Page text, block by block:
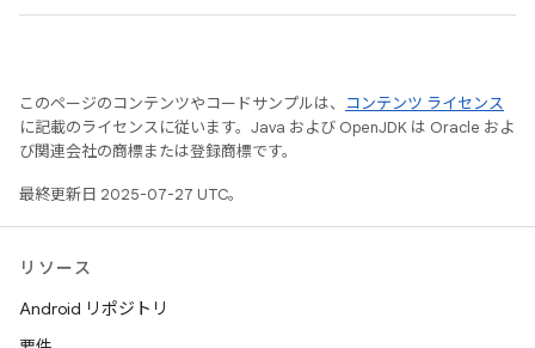
このページのコンテンツやコードサンプルは、
コンテンツ ライセンス
に記載のライセンスに従います。Java および OpenJDK は Oracle およ
び関連会社の商標または登録商標です。
最終更新日 2025-07-27 UTC。
リソース
Android リポジトリ